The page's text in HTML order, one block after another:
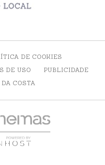
DE COOKIES
DE USO
PUBLICIDADE
COSTA